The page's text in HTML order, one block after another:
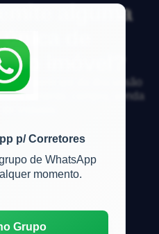
p/ Corretores
de WhatsApp
momento.
Grupo
alguma
de
do imóvel?
e participe da discussão
compra, venda